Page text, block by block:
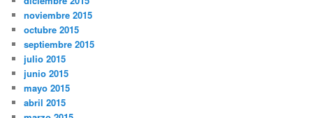
noviembre 2015
octubre 2015
septiembre 2015
julio 2015
junio 2015
mayo 2015
abril 2015